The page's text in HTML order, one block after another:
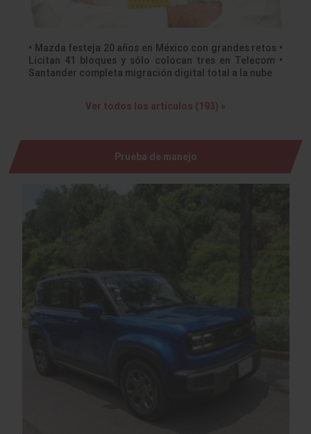
• Mazda festeja 20 años en México con grandes retos •
Licitan 41 bloques y sólo colocan tres en Telecom •
Santander completa migración digital total a la nube
Ver todos los artículos (193) »
Prueba de manejo